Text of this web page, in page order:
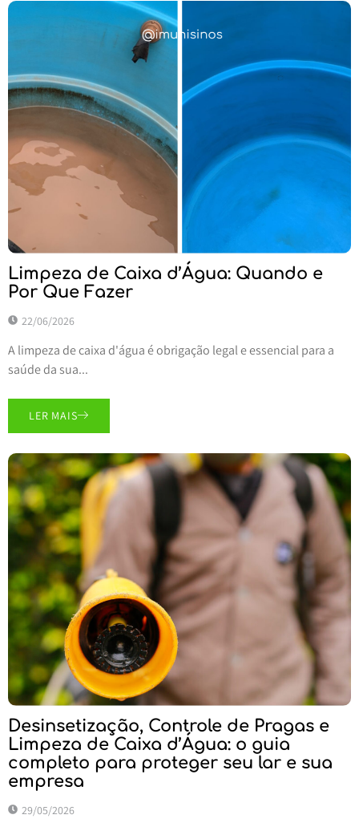
Limpeza de Caixa d’Água: Quando e
Por Que Fazer
22/06/2026
A limpeza de caixa d'água é obrigação legal e essencial para a
saúde da sua...
LER MAIS
Desinsetização, Controle de Pragas e
Limpeza de Caixa d’Água: o guia
completo para proteger seu lar e sua
empresa
29/05/2026